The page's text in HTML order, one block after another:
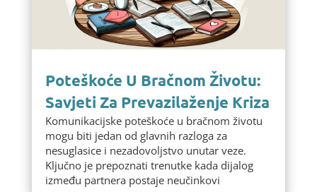
Poteškoće U Bračnom Životu:
Savjeti Za Prevazilaženje Kriza
Komunikacijske poteškoće u bračnom životu
mogu biti jedan od glavnih razloga za
nesuglasice i nezadovoljstvo unutar veze.
Ključno je prepoznati trenutke kada dijalog
između partnera postaje neučinkovi